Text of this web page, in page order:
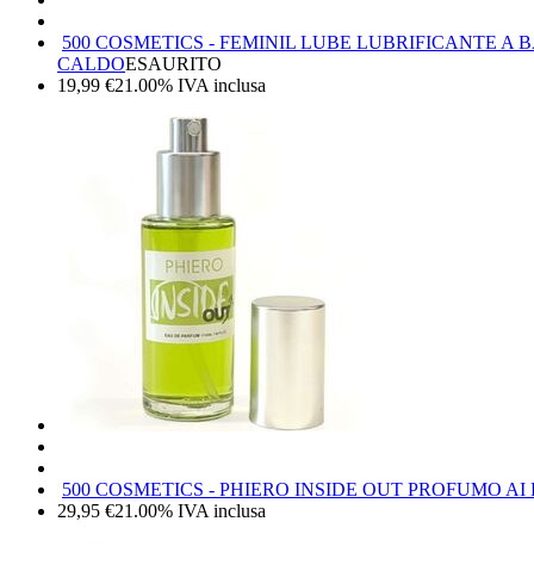
500 COSMETICS - FEMINIL LUBE LUBRIFICANTE A
CALDOESAURITO
19,99 €21.00% IVA inclusa
500 COSMETICS - PHIERO INSIDE OUT PROFUMO
29,95 €21.00% IVA inclusa